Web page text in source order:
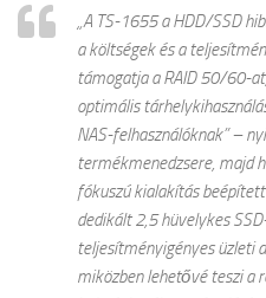
„A TS-1655 a HDD/SSD
a költségek és a
támogatja a RAID 50/60-
optimális
NAS-felhasználóknak” –
termékmenedzsere, majd
fókuszú kialakítás
dedikált 2,5 hüvelykes
teljesítményigényes üzleti
miközben lehetővé teszi a